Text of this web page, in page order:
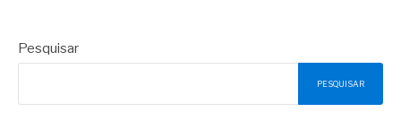
Pesquisar
PESQUISAR